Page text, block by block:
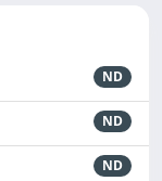
ND
ND
ND